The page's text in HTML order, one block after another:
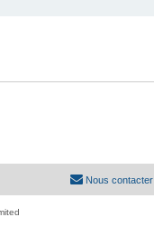
Nous contacter